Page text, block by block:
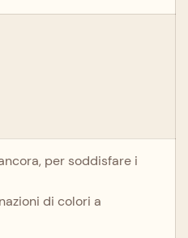
per soddisfare i
di colori a